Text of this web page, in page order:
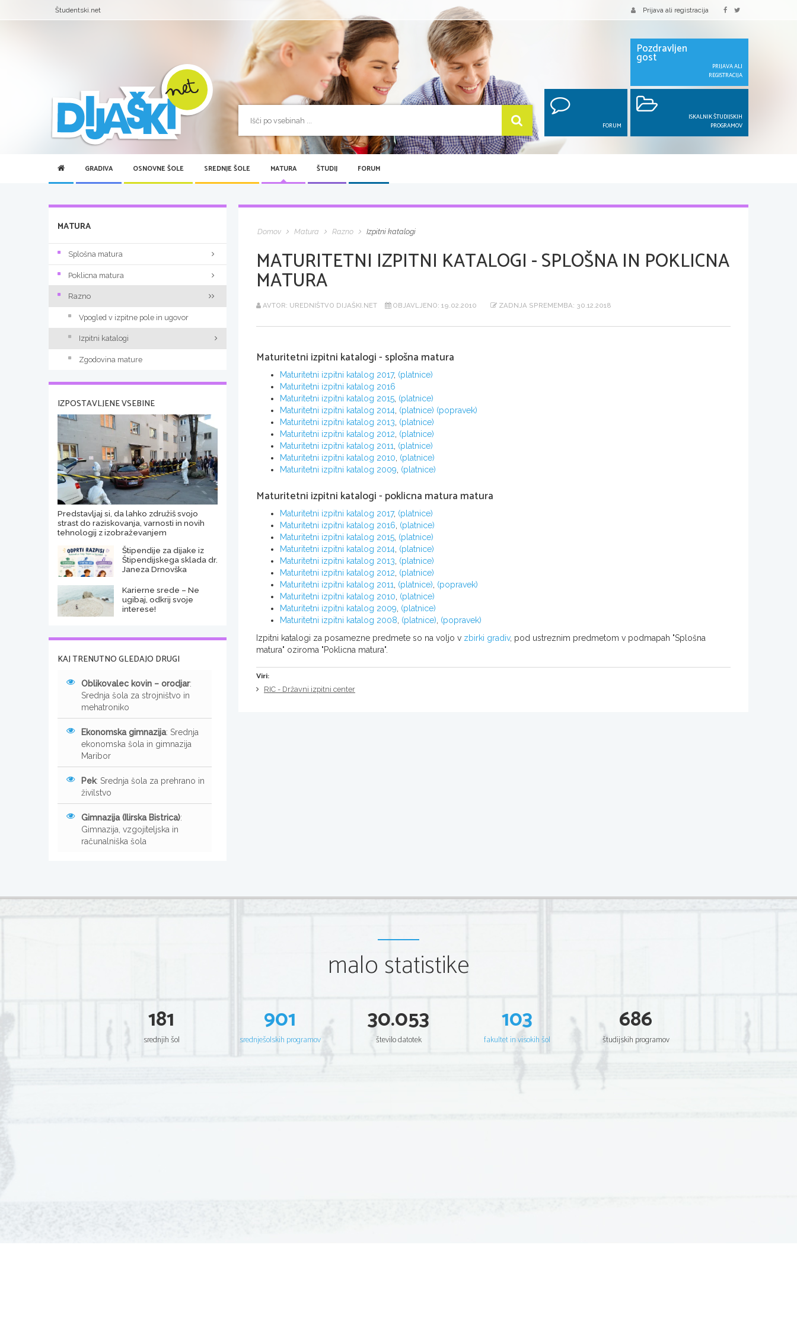
Študentski.net Prijava ali registracija
Pozdravljen
gost
PRIJAVA ALI
REGISTRACIJA
FORUM
ISKALNIK ŠTUDIJSKIH
PROGRAMOV
GRADIVA OSNOVNE ŠOLE SREDNJE ŠOLE MATURA ŠTUDIJ FORUM
Domov Matura Razno Izpitni katalogi
MATURITETNI IZPITNI KATALOGI - SPLOŠNA IN POKLICNA
MATURA
AVTOR: UREDNIŠTVO DIJAŠKI.NET OBJAVLJENO: 19.02.2010 ZADNJA SPREMEMBA: 30.12.2018
Maturitetni izpitni katalogi - splošna matura
Maturitetni izpitni katalog 2017, (platnice)
Maturitetni izpitni katalog 2016
Maturitetni izpitni katalog 2015 (platnice)
Maturitetni izpitni katalog 2014 (platnice) (popravek)
Maturitetni izpitni katalog 2013 (platnice)
Maturitetni izpitni katalog 2012 (platnice)
Maturitetni izpitni katalog 2011
(platnice)
Maturitetni izpitni katalog 2010 (platnice)
Maturitetni izpitni katalog 2009 (platnice)
Maturitetni izpitni katalogi - poklicna matura matura
Maturitetni izpitni katalog 2017, (platnice)
Maturitetni izpitni katalog 2016 (platnice)
Maturitetni izpitni katalog 2015 (platnice)
Maturitetni izpitni katalog 2014 (platnice)
Maturitetni izpitni katalog 2013 (platnice)
Maturitetni izpitni katalog 2012 (platnice)
Maturitetni izpitni katalog 2011
(platnice) (popravek)
Maturitetni izpitni katalog 2010 (platnice)
Maturitetni izpitni katalog 2009 (platnice)
Maturitetni izpitni katalog 2008 (platnice) (popravek)
Izpitni katalogi za posamezne predmete so na voljo v zbirki gradiv, pod ustreznim predmetom v podmapah "Splošna
matura" oziroma "Poklicna matura".
Viri:
RIC - Državni izpitni center
MATURA
Splošna matura
Poklicna matura
Razno
Vpogled v izpitne pole in ugovor
Izpitni katalogi
Zgodovina mature
IZPOSTAVLJENE VSEBINE
Predstavljaj si, da lahko združiš svojo
strast do raziskovanja, varnosti in novih
tehnologij z izobraževanjem
Štipendije za dijake iz
Štipendijskega sklada dr.
Janeza Drnovška
Karierne srede – Ne
ugibaj, odkrij svoje
interese!
KAJ TRENUTNO GLEDAJO DRUGI
Oblikovalec kovin – orodjar:
Srednja šola za strojništvo in
mehatroniko
Ekonomska gimnazija: Srednja
ekonomska šola in gimnazija
Maribor
Pek: Srednja šola za prehrano in
živilstvo
Gimnazija (Ilirska Bistrica):
Gimnazija, vzgojiteljska in
računalniška šola
malo statistike
181
srednjih šol
901
srednješolskih programov
30.053
število datotek
103
fakultet in visokih šol
686
študijskih programov